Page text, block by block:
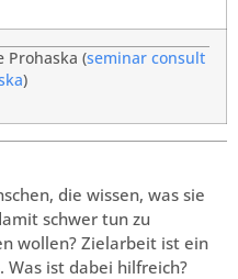
Prohaska (seminar consult
)
die wissen, was sie
schwer tun zu
wollen? Zielarbeit ist ein
ist dabei hilfreich?